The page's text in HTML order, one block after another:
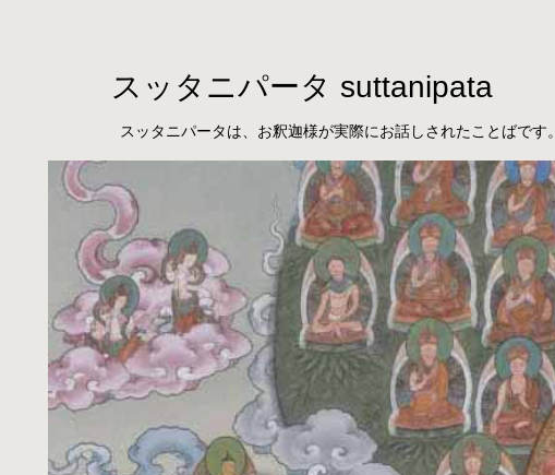
スッタニパータは、お釈迦様が実際にお話しされたことばです。
スッタニパータ suttanipata